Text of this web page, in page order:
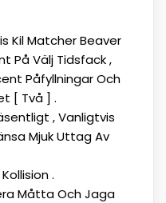
Kil Matcher Beaver
På Välj Tidsfack ,
Påfyllningar Och
[ Två ] .
, Vanligtvis
Mjuk Uttag Av
.
Måtta Och Jaga